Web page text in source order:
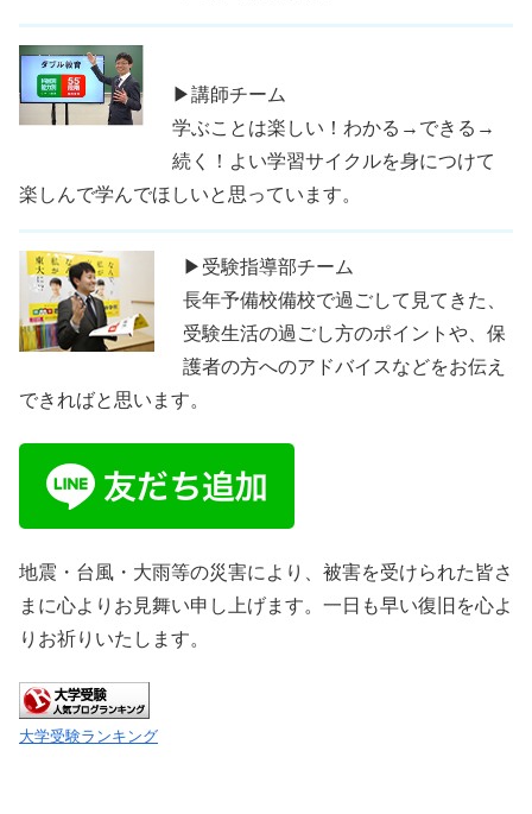
▶講師チーム
学ぶことは楽しい！わかる→できる→
続く！よい学習サイクルを身につけて
楽しんで学んでほしいと思っています。
▶受験指導部チーム
長年予備校備校で過ごして見てきた、
受験生活の過ごし方のポイントや、保
護者の方へのアドバイスなどをお伝え
できればと思います。
地震・台風・大雨等の災害により、被害を受けられた皆さ
まに心よりお見舞い申し上げます。一日も早い復旧を心よ
りお祈りいたします。
大学受験ランキング